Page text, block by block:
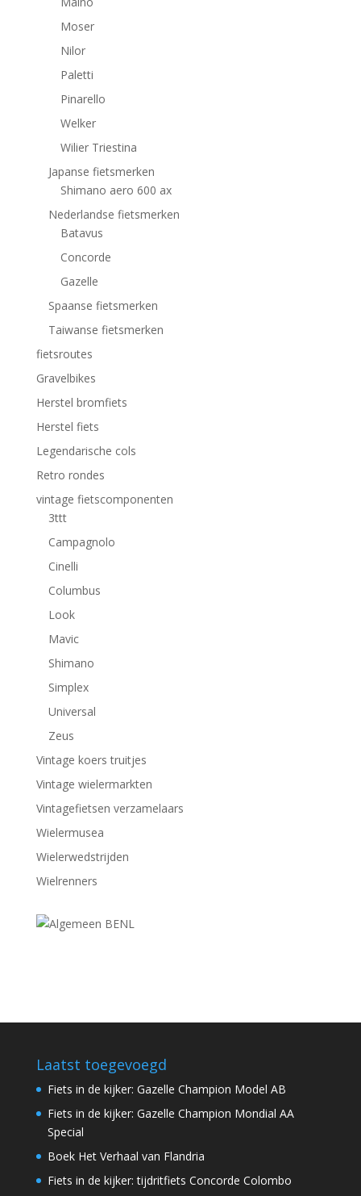
Moser
Nilor
Paletti
Pinarello
Welker
Wilier Triestina
Japanse fietsmerken
Shimano aero 600 ax
Nederlandse fietsmerken
Batavus
Concorde
Gazelle
Spaanse fietsmerken
Taiwanse fietsmerken
fietsroutes
Gravelbikes
Herstel bromfiets
Herstel fiets
Legendarische cols
Retro rondes
vintage fietscomponenten
3ttt
Campagnolo
Cinelli
Columbus
Look
Mavic
Shimano
Simplex
Universal
Zeus
Vintage koers truitjes
Vintage wielermarkten
Vintagefietsen verzamelaars
Wielermusea
Wielerwedstrijden
Wielrenners
Laatst toegevoegd
Fiets in de kijker: Gazelle Champion Model AB
Fiets in de kijker: Gazelle Champion Mondial AA
Special
Boek Het Verhaal van Flandria
Fiets in de kijker: tijdritfiets Concorde Colombo